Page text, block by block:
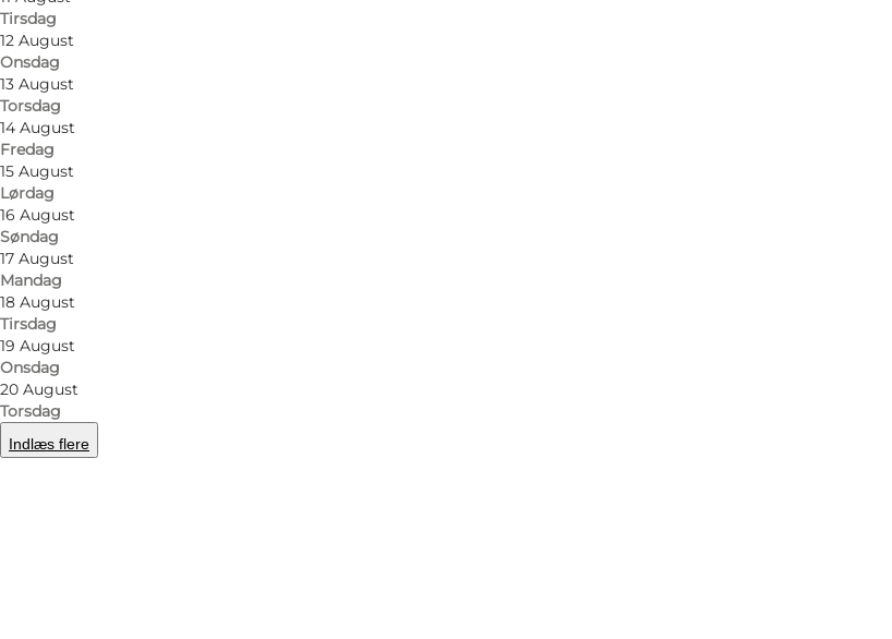
Tirsdag
12 August
Onsdag
13 August
Torsdag
14 August
Fredag
15 August
Lørdag
16 August
Søndag
17 August
Mandag
18 August
Tirsdag
19 August
Onsdag
20 August
Torsdag
Indlæs flere